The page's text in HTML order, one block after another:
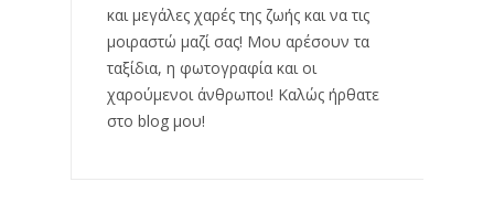
και μεγάλες χαρές της ζωής και να τις
μοιραστώ μαζί σας! Μου αρέσουν τα
ταξίδια, η φωτογραφία και οι
χαρούμενοι άνθρωποι! Καλώς ήρθατε
στο blog μου!